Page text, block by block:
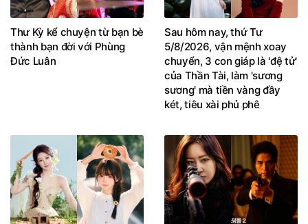
Thư Kỳ kể chuyện từ bạn bè
thành bạn đời với Phùng
Đức Luân
Sau hôm nay, thứ Tư
5/8/2026, vận mệnh xoay
chuyển, 3 con giáp là 'đệ tử'
của Thần Tài, làm 'sương
sương' mà tiền vàng đầy
két, tiêu xài phủ phê